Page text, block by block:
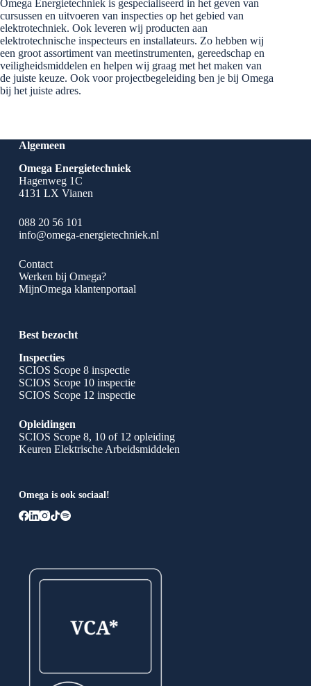
Omega Energietechniek is gespecialiseerd in het geven van
cursussen en uitvoeren van inspecties op het gebied van
elektrotechniek. Ook leveren wij producten aan
elektrotechnische inspecteurs en installateurs. Zo hebben wij
een groot assortiment van meetinstrumenten, gereedschap en
veiligheidsmiddelen en helpen wij graag met het maken van
de juiste keuze. Ook voor projectbegeleiding ben je bij Omega
bij het juiste adres.
Algemeen
Omega Energietechniek
Hagenweg 1C
4131 LX Vianen
088 20 56 101
info@omega-energietechniek.nl
Contact
Werken bij Omega?
MijnOmega klantenportaal
Best bezocht
Inspecties
SCIOS Scope 8 inspectie
SCIOS Scope 10 inspectie
SCIOS Scope 12 inspectie
Opleidingen
SCIOS Scope 8, 10 of 12 opleiding
Keuren Elektrische Arbeidsmiddelen
Omega is ook sociaal!